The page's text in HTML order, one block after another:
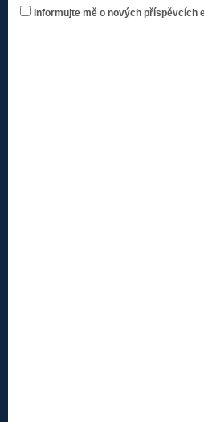
Informujte mě o nových příspěvcích